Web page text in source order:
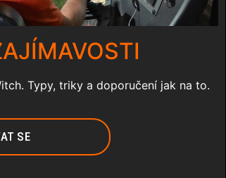
Typy, triky a doporučení jak na to.
SE